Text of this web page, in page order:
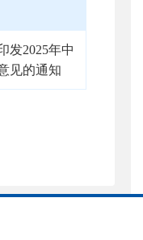
发2025年中
见的通知